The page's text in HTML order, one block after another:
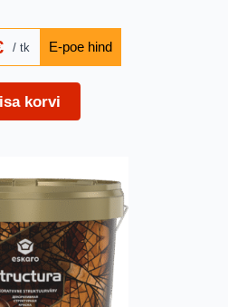
tk
korvi